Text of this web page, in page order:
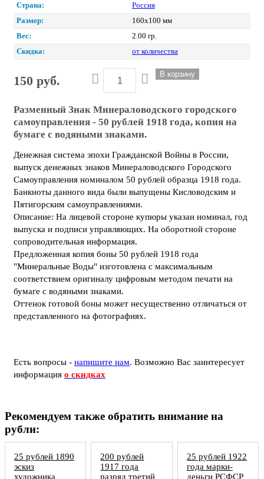
Страна:
Россия
Размер:
160х100 мм
Вес:
2.00 гр.
Скидка:
от количества
150 руб.
Разменный Знак Минераловодского городского
самоуправления - 50 рублей 1918 года, копия на
бумаге с водяными знаками.
Денежная система эпохи Гражданской Войны в России,
выпуск денежных знаков Минераловодского Городского
Самоуправления номиналом 50 рублей образца 1918 года.
Банкноты данного вида были выпущены Кисловодским и
Пятигорским самоуправлениями.
Описание: На лицевой стороне купюры указан номинал, год
выпуска и подписи управляющих. На оборотной стороне
сопроводительная информация.
Предложенная копия боны 50 рублей 1918 года
"Минеральные Воды" изготовлена с максимальным
соответствием оригиналу цифровым методом печати на
бумаге с водяными знаками.
Оттенок готовой боны может несущественно отличаться от
представленного на фотографиях.
Есть вопросы - напишите нам. Возможно Вас заинтересует
информация о скидках
Рекомендуем также обратить внимание на
рубли:
25 рублей 1890
эскиз
художника
200 рублей
1917 года
разряд третий
25 рублей 1922
года марки-
деньги РСФСР